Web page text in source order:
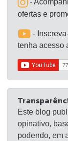
-
ofertas e
-
tenha acesso
Este blog
opinativo,
podendo, em